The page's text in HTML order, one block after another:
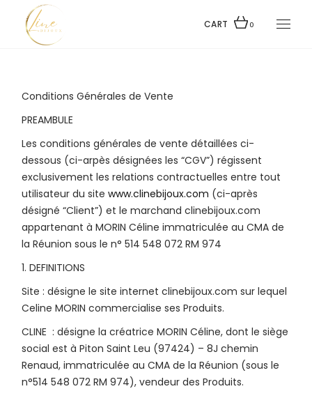
content
CART 0
Conditions Générales de Vente
PREAMBULE
Les conditions générales de vente détaillées ci-
dessous (ci-arpès désignées les “CGV”) régissent
exclusivement les relations contractuelles entre tout
utilisateur du sitewww.clinebijoux.com (ci-après
désigné “Client”) et le marchand clinebijoux.com
appartenant à MORIN Céline immatriculée au CMA de
la Réunion sous le n° 514 548 072 RM 974
1. DEFINITIONS
Site : désigne le site internet clinebijoux.com sur lequel
Celine MORIN commercialise ses Produits.
CLINE : désigne la créatrice MORIN Céline, dont le siège
social est à Piton Saint Leu (97424) – 8J chemin
Renaud, immatriculée au CMA de la Réunion (sous le
n°514 548 072 RM 974), vendeur des Produits.